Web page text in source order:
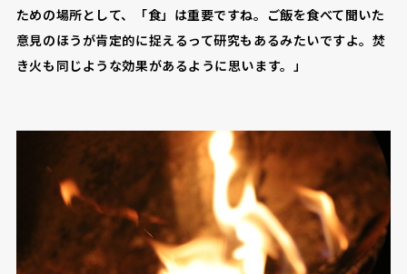
ための場所として、「食」は重要ですね。ご飯を食べて聞いた
意見のほうが肯定的に捉えるって研究もあるみたいですよ。焚
き火も同じような効果があるように思います。」